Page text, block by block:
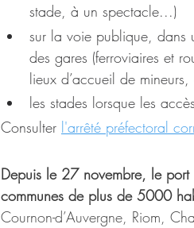
stade, à un spectacle...)
sur la voie publique, dans
des gares (ferroviaires et
lieux d’accueil de
les stades lorsque les
Consulter l'arrêté préfectoral
Depuis le 27 novembre, le port
communes de plus de 5000
Cournon-d’Auvergne, Riom,